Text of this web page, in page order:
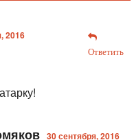
2016
Ответить
30 сентября, 2016